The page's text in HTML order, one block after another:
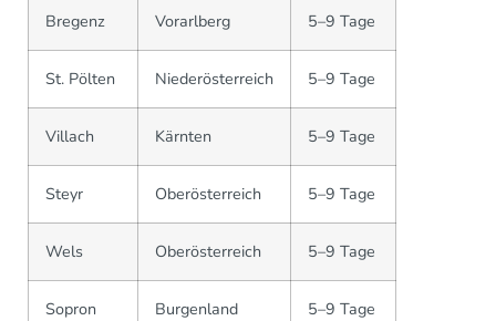
Bregenz Vorarlberg 5–9 Tage
St. Pölten Niederösterreich 5–9 Tage
Villach Kärnten 5–9 Tage
Steyr Oberösterreich 5–9 Tage
Wels Oberösterreich 5–9 Tage
Sopron Burgenland 5–9 Tage